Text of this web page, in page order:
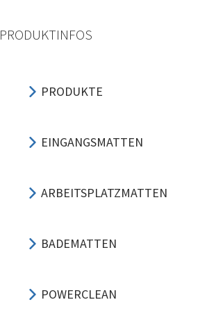
PRODUKTINFOS
PRODUKTE
EINGANGSMATTEN
ARBEITSPLATZMATTEN
BADEMATTEN
POWERCLEAN